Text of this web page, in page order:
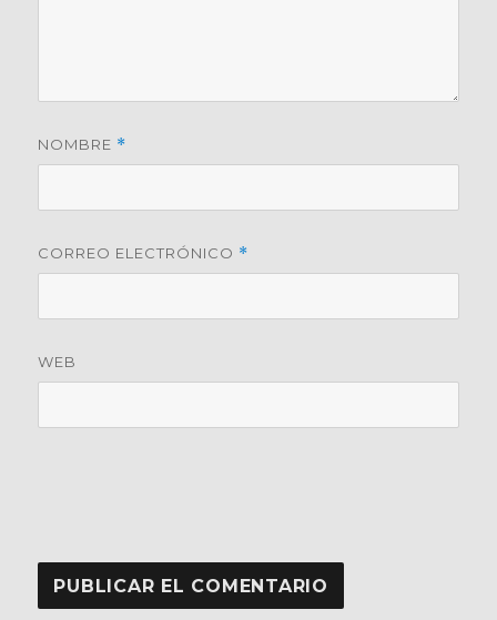
NOMBRE *
CORREO ELECTRÓNICO *
WEB